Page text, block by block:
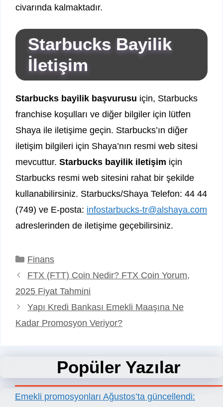
civarında kalmaktadır.
Starbucks Bayilik
İletişim
Starbucks bayilik başvurusu için, Starbucks
franchise koşulları ve diğer bilgiler için lütfen
Shaya ile iletişime geçin. Starbucks’ın diğer
iletişim bilgileri için Shaya’nın resmi web sitesi
mevcuttur. Starbucks bayilik iletişim için
Starbucks resmi web sitesini rahat bir şekilde
kullanabilirsiniz. Starbucks/Shaya Telefon: 44 44
(749) ve E-posta: infostarbucks-tr@alshaya.com
adreslerinden de iletişime geçebilirsiniz.
Kategoriler
Finans
FTX (FTT) Coin Nedir? FTX Coin Yorum,
2025 Fiyat Tahmini
Yapı Kredi Bankası Emekli Maaşına Ne
Kadar Promosyon Veriyor?
Popüler Yazılar
Emekli promosyonları Ağustos’ta güncellendi: